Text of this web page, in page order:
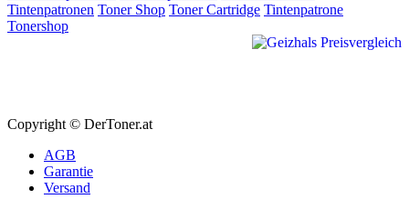
Tintenpatronen Toner Shop Toner Cartridge Tintenpatrone
Tonershop
Copyright © DerToner.at
AGB
Garantie
Versand